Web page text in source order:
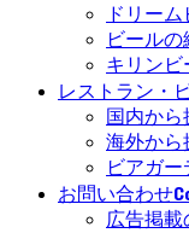
ドリー
ビールの
キリンビ
レストラン・
国内から
海外から
ビアガー
お問い合わせ
広告掲載